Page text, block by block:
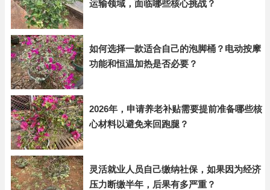
运输领域，面临哪些核心挑战？
如何选择一款适合自己的泡脚桶？电动按摩
功能和恒温加热是否必要？
2026年，申请养老补贴需要提前准备哪些核
心材料以避免来回跑腿？
灵活就业人员自己缴纳社保，如果因为经济
压力断缴半年，后果有多严重？